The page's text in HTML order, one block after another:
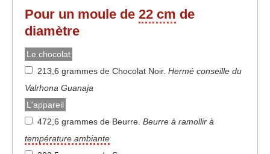
Pour un moule de 22 cm de
diamètre
Le chocolat
213,6 grammes de Chocolat Noir. Hermé conseille du
Valrhona Guanaja
L'appareil
472,6 grammes de Beurre Beurre à ramollir à
température ambiante